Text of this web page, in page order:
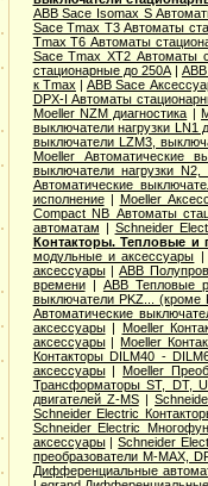
ABB Sace Isomax S
Sace Tmax T3 Автоматы
Tmax T6 Автоматы
Sace Tmax XT2 Автоматы
стационарные до 250А|
к Tmax | ABB Sace
DPX-I Автоматы
Moeller NZM диагностика |
выключатели нагрузки LN1
выключатели LZM3,
Moeller Автоматические
выключатели нагрузки
Автоматические
исполнение| Moeller
Compact NB Автоматы
автоматам | Schneider
Контакторы. Тепловые и
модульные и аксессуары
аксессуары|ABB
времени| ABB Тепловые
выключатели PKZ... (кроме
Автоматические
аксессуары| Moeller
аксессуары|Moeller
Контакторы DILM40 -
аксессуары|Moeller
Трансформаторы ST, DT,
двигателей Z-MS|
Schneider Electric
Schneider Electric
аксессуары|Schneider
преобразователи M-MAX,
Дифференциальные